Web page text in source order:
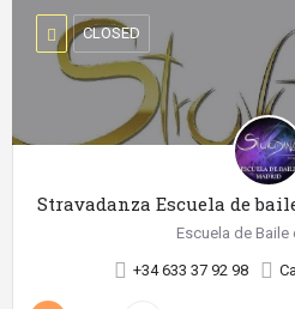
Stravadanza Escuela de
Escuela de Baile
+34 633 37 92 98
CLOSED